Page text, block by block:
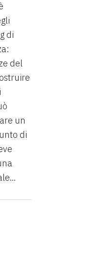
di
del
un
di